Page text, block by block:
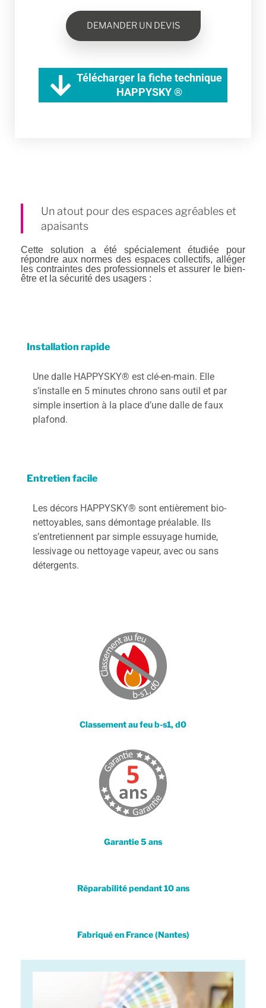
DEMANDER UN DEVIS
Télécharger la fiche technique
HAPPYSKY ®
Un atout pour des espaces agréables et
apaisants
Cette solution a été spécialement étudiée pour
répondre aux normes des espaces collectifs, alléger
les contraintes des professionnels et assurer le bien-
être et la sécurité des usagers :
Installation rapide
Une dalle HAPPYSKY® est clé-en-main. Elle
s’installe en 5 minutes chrono sans outil et par
simple insertion à la place d’une dalle de faux
plafond.
Entretien facile
Les décors HAPPYSKY® sont entièrement bio-
nettoyables, sans démontage préalable. Ils
s’entretiennent par simple essuyage humide,
lessivage ou nettoyage vapeur, avec ou sans
détergents.
Classement au feu b-s1, d0​
Garantie 5 ans
Réparabilité pendant 10 ans​
Fabriqué en France (Nantes)​